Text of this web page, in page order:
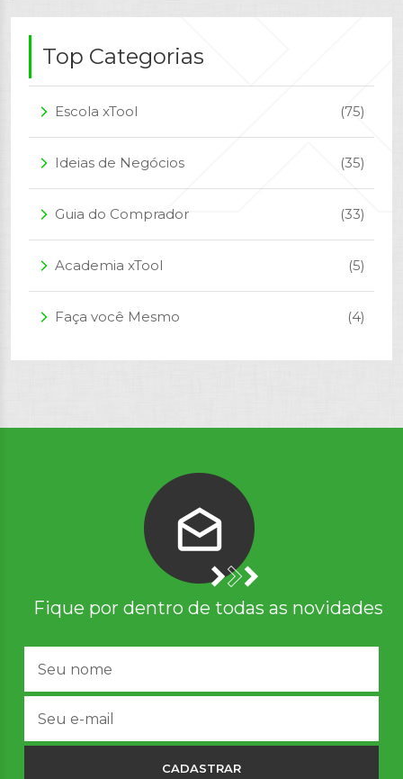
Top Categorias
arrow_forward_ios Escola xTool (75)
arrow_forward_ios Ideias de Negócios (35)
arrow_forward_ios Guia do Comprador (33)
arrow_forward_ios Academia xTool (5)
arrow_forward_ios Faça você Mesmo (4)
Fique por dentro de todas as novidades
CADASTRAR